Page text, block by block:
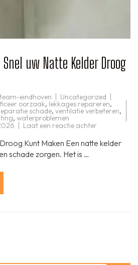
uw Natte Kelder Droog
eindhoven Uncategorized
oorzaak, lekkages repareren,
schade, ventilatie verbeteren,
, waterproblemen
Laat een reactie achter
u
Effectief
Kunt Maken Een natte kelder
schade zorgen. Het is …